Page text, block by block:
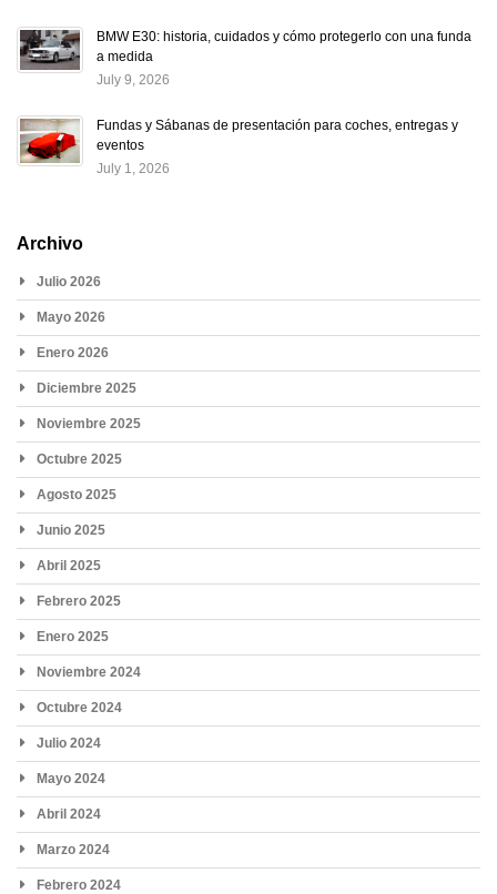
BMW E30: historia, cuidados y cómo protegerlo con una funda
a medida
July 9, 2026
Fundas y Sábanas de presentación para coches, entregas y
eventos
July 1, 2026
Archivo
Julio 2026
Mayo 2026
Enero 2026
Diciembre 2025
Noviembre 2025
Octubre 2025
Agosto 2025
Junio 2025
Abril 2025
Febrero 2025
Enero 2025
Noviembre 2024
Octubre 2024
Julio 2024
Mayo 2024
Abril 2024
Marzo 2024
Febrero 2024